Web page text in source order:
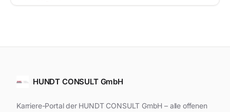
HUNDT CONSULT GmbH
Karriere-Portal der HUNDT CONSULT GmbH – alle offenen